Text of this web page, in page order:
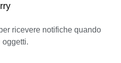
ricevere notifiche quando